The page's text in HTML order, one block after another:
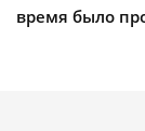
время было